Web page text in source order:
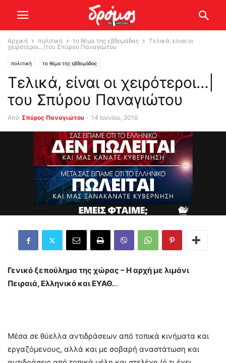
Αρχική πολιτική το θέμα της εβδομάδας
Τελικά, είναι οι
χειρότεροι…|του Σπύρου Παναγιώτου
πολιτική το θέμα της εβδομάδας
Τελικά, είναι οι χειρότεροι…|
του Σπύρου Παναγιώτου
Από Σπύρος Παναγιώτου - 14 Ιουνίου, 2016
Γενικό ξεπούλημα της χώρας – Η αρχή με λιμάνι
Πειραιά, Ελληνικό και ΕΥΑΘ...
Μέσα σε θύελλα αντιδράσεων από τοπικά κινήματα και
εργαζόμενους, αλλά και με σοβαρή αναστάτωση και